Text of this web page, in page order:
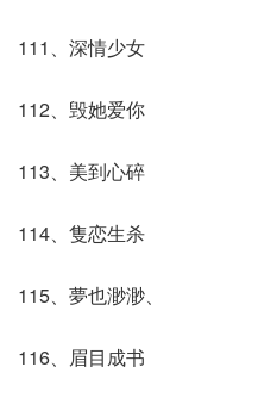
111、深情少女
112、毁她爱你
113、美到心碎
114、隻恋生杀
115、夢也渺渺、
116、眉目成书